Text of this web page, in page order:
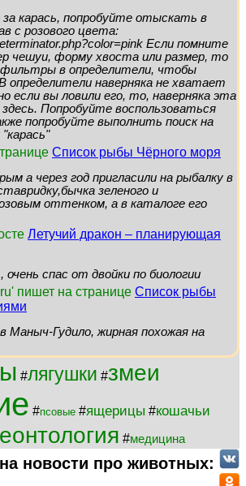
карась, попробуйте отыскать в
с розового цвета:
Если помните
чешуи, форму хвоста или размер, то
в определители, чтобы
определители наверняка не хватает
если вы ловили его, то, наверняка эта
Попробуйте воспользоваться
попробуйте выполнить поиск на
Список рыбы Чёрного моря
а через год пригласили на рыбалку в
зеленого и
оттенком, а в каталоге его
Летучий дракон – планирующая
спас от двойки по биологии
пишет на странице Список рыбы
Маныч-Гудило, жирная похожая на
#лягушки #змеи
#псовые #ящерицы #кошачьи
#медицина
новости про животных: